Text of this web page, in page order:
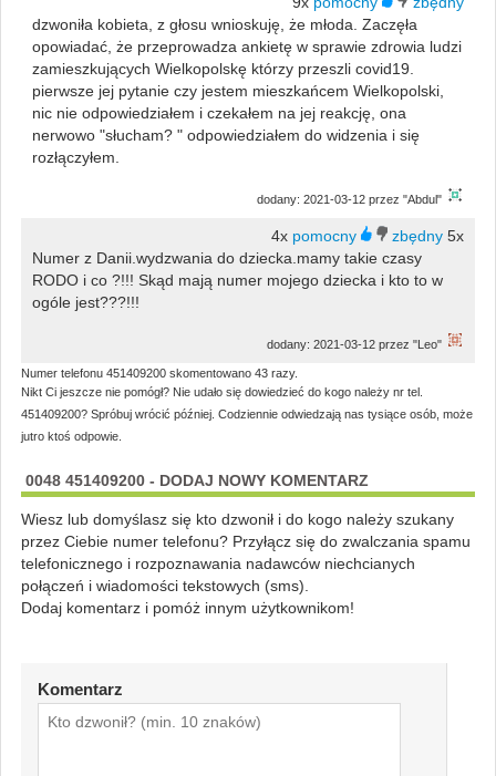
dzwoniła kobieta, z głosu wnioskuję, że młoda. Zaczęła
opowiadać, że przeprowadza ankietę w sprawie zdrowia ludzi
zamieszkujących Wielkopolskę którzy przeszli covid19.
pierwsze jej pytanie czy jestem mieszkańcem Wielkopolski,
nic nie odpowiedziałem i czekałem na jej reakcję, ona
nerwowo "słucham? " odpowiedziałem do widzenia i się
rozłączyłem.
dodany: 2021-03-12 przez "Abdul"
4x
5x
Numer z Danii.wydzwania do dziecka.mamy takie czasy
RODO i co ?!!! Skąd mają numer mojego dziecka i kto to w
ogóle jest???!!!
dodany: 2021-03-12 przez "Leo"
Numer telefonu 451409200 skomentowano 43 razy.
Nikt Ci jeszcze nie pomógł? Nie udało się dowiedzieć do kogo należy nr tel.
451409200? Spróbuj wrócić później. Codziennie odwiedzają nas tysiące osób, może
jutro ktoś odpowie.
0048 451409200 - DODAJ NOWY KOMENTARZ
Wiesz lub domyślasz się kto dzwonił i do kogo należy szukany
przez Ciebie numer telefonu? Przyłącz się do zwalczania spamu
telefonicznego i rozpoznawania nadawców niechcianych
połączeń i wiadomości tekstowych (sms).
Dodaj komentarz i pomóż innym użytkownikom!
Komentarz